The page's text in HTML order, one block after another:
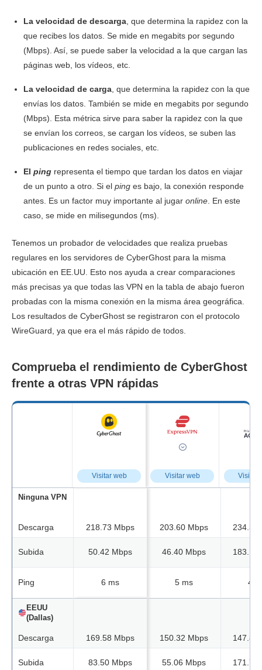
La velocidad de descarga , que determina la rapidez con la
que recibes los datos. Se mide en megabits por segundo
(Mbps). Así, se puede saber la velocidad a la que cargan las
páginas web, los vídeos, etc.
La velocidad de carga , que determina la rapidez con la que
envías los datos. También se mide en megabits por segundo
(Mbps). Esta métrica sirve para saber la rapidez con la que
se envían los correos, se cargan los vídeos, se suben las
publicaciones en redes sociales, etc.
El ping representa el tiempo que tardan los datos en viajar
de un punto a otro. Si el ping es bajo, la conexión responde
antes. Es un factor muy importante al jugar online . En este
caso, se mide en milisegundos (ms).
Tenemos un probador de velocidades que realiza pruebas
regulares en los servidores de CyberGhost para la misma
ubicación en EE.UU. Esto nos ayuda a crear comparaciones
más precisas ya que todas las VPN en la tabla de abajo fueron
probadas con la misma conexión en la misma área geográfica.
Los resultados de CyberGhost se registraron con el protocolo
WireGuard, ya que era el más rápido de todos.
Comprueba el rendimiento de CyberGhost
frente a otras VPN rápidas
Visitar web Visitar web Visitar
Ninguna VPN
Descarga
Subida
Ping
EEUU
(Dallas)
Descarga
Subida
218.73 Mbps
50.42 Mbps
6 ms
169.58 Mbps
83.50 Mbps
203.60 Mbps
46.40 Mbps
5 ms
150.32 Mbps
55.06 Mbps
234.37
183.14
4
147.88
171.73